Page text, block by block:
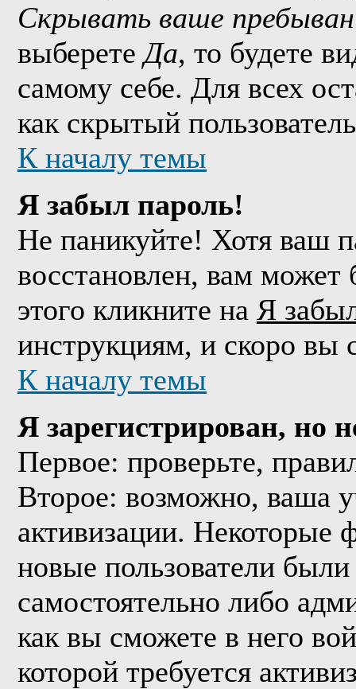
Скрывать ваше
выберетеДа, то будете
самому себе. Для всех
как скрытый
К началу темы
Я забыл пароль!
Не паникуйте! Хотя ваш
восстановлен, вам
этого кликните на Я
инструкциям, и скоро вы
К началу темы
Я зарегистрирован, но
Первое: проверьте,
Второе: возможно, ваша
активизации. Некоторые
новые пользователи
самостоятельно либо
как вы сможете в него
которой требуется